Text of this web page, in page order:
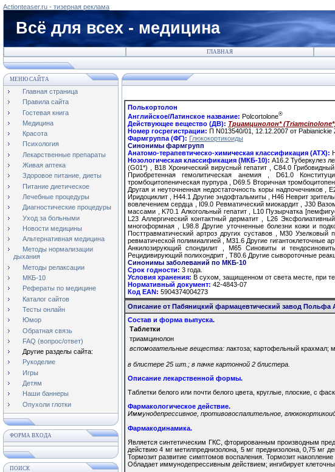
Actionteaser.ru - тизерная реклама
Всё для всех - медицина
ГЛАВНАЯ
МЕНЮ САЙТА
Главная страница
Правила сайта
Гостевая книга
Медицина
Красота
Психология
Лекарственные препараты
Живая аптека
Здоровое питание, диеты
Питание диетическое
Лечебные процедуры
Диагностические процедуры
Уход за больными
Новости медицины
Альтернативная медицина
Методы нормализации
дыхания
Методы релаксации
МКБ-10
Рефераты по медицине
Каталог сайтов
Тесты онлайн
Юмор
Обратная связь
FAQ (вопрос/ответ)
Другие разделы сайта:
Рукоделие
Игры
Детям
Наши баннеры
Опухоли глотки
ФОРМА ВХОДА
ПОИСК
Полькортолон
Английское/Латинское название: Polcortolone®
Действующее вещество (ДВ): Триамцинолон*
Номер госрегистрации: П N013540/01, 12.12.2007 от Pabianickie
Фармгруппа (ФГ): Глюкокортикоиды
Синонимы фармгрупп
Анатомо-терапевтическо-химическая классификация (АТХ):
Нозологическая классификация (МКБ-10):A16.2 Туберкулез
(G01*) , B18 Хронический вирусный гепатит , C84.0
Приобретенная гемолитическая анемия , D61.0
тромбоцитопеническая пурпура , D69.5 Вторичная
Другая и неуточненная недостаточность коры надпочечников
Иридоциклит , H44.1 Другие эндофтальмиты , H46 Неврит
вовлечением сердца , I09.0 Ревматический миокардит , J30
массами , K70.1 Алкогольный гепатит , L10 Пузырчатка
L23 Аллергический контактный дерматит , L26
многоформная , L98.8 Другие уточненные болезни кожи и
Посттравматический артроз других суставов , M30 Узелковый
ревматической полимиалгией , M31.6 Другие гигантоклеточные
Анкилозирующий спондилит , M65 Синовиты и
Рецидивирующий полихондрит , T80.6 Другие сывороточные
Синонимы заболеваний по МКБ-10
Срок годности: 3 года.
Условия хранения: В сухом, защищенном от света месте, при
Нормативный документ: 42-4843-07
Код EAN: 5904374004273
Описание от Пабяницкий фармацевтический завод
Состав и форма выпуска.
Таблетки
триамцинолон
вспомогательные вещества: лактоза; картофельный крахмал;
в блистере 25 шт.; в пачке картонной 2 блистера.
Описание лекарственной формы.
Таблетки белого или почти белого цвета, круглые, плоские, с
Фармакологическое действие.
Иммунодепрессивное, противовоспалительное,
Фармакодинамика.
Является синтетическим ГКС, фторированным производным
действию 4 мг метилпреднизолона, 5 мг преднизолона, 0,75 мг
Тормозит развитие симптомов воспаления. Тормозит
Обладает иммунодепрессивным действием; ингибирует